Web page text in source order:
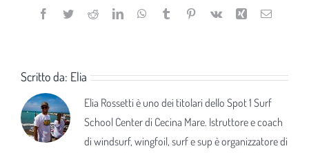
Facebook
TwitterRedditLinkedInWhatsApp
TumblrPinterest
Vk Xing Email
Scritto da: Elia
Elia Rossetti è uno dei titolari dello Spot 1 Surf
School Center di Cecina Mare. Istruttore e coach
di windsurf, wingfoil, surf e sup è organizzatore di